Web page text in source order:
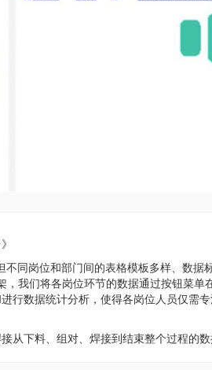
不同岗位和部门间的表格模板多样、数
，我们将各岗位环节的数据通过按钮菜
行数据统计分析，使得各岗位人员仅需
从下料、组对、焊接到结束整个过程的数